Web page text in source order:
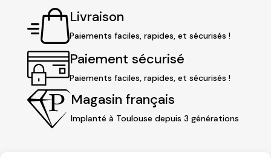
Livraison
Paiements faciles, rapides, et sécurisés !
Paiement sécurisé
Paiements faciles, rapides, et sécurisés !
Magasin français
Implanté à Toulouse depuis 3 générations